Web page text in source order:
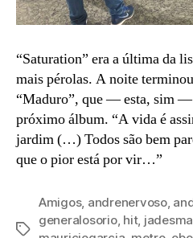
“Saturation” era a última da
mais pérolas. A noite
“Maduro”, que — esta, sim —
próximo álbum. “A vida é
jardim (…) Todos são bem
que o pior está por vir…”
Tags
Amigos, andrenervoso,
generalosorio, hit,